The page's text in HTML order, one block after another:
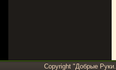
Copyright "Добрые